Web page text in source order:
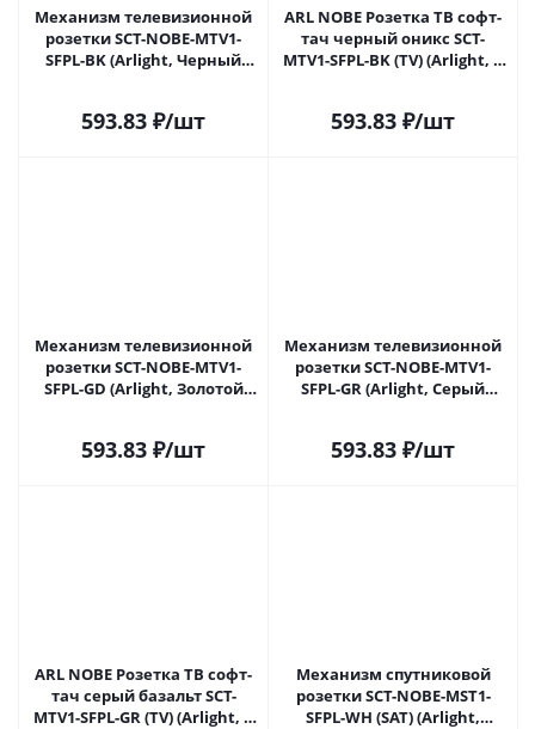
Механизм телевизионной
розетки SCT-NOBE-MTV1-
SFPL-BK (Arlight, Черный
593.83 ₽/шт
ARL NOBE Розетка ТВ софт-
тач черный оникс SCT-
MTV1-SFPL-BK (TV) (Arlight, -)
593.83 ₽/шт
Механизм телевизионной
розетки SCT-NOBE-MTV1-
SFPL-GD (Arlight, Золотой
593.83 ₽/шт
Механизм телевизионной
розетки SCT-NOBE-MTV1-
SFPL-GR (Arlight, Серый
593.83 ₽/шт
ARL NOBE Розетка ТВ софт-
тач серый базальт SCT-
MTV1-SFPL-GR (TV) (Arlight, -)
Механизм спутниковой
розетки SCT-NOBE-MST1-
SFPL-WH (SAT) (Arlight,